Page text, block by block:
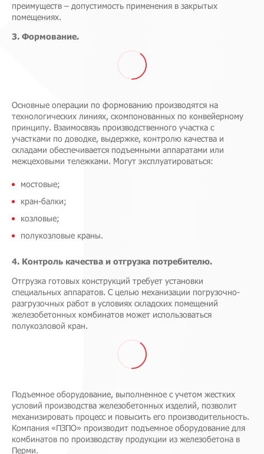
преимуществ – допустимость применения в закрытых
помещениях.
3. Формование.
Основные операции по формованию производятся на
технологических линиях, скомпонованных по конвейерному
принципу. Взаимосвязь производственного участка с
участками по доводке, выдержке, контролю качества и
складами обеспечивается подъемными аппаратами или
межцеховыми тележками. Могут эксплуатироваться:
мостовые;
кран-балки;
козловые;
полукозловые краны.
4. Контроль качества и отгрузка потребителю.
Отгрузка готовых конструкций требует установки
специальных аппаратов. С целью механизации погрузочно-
разгрузочных работ в условиях складских помещений
железобетонных комбинатов может использоваться
полукозловой кран.
Подъемное оборудование, выполненное с учетом жестких
условий производства железобетонных изделий, позволит
механизировать процесс и повысить его производительность.
Компания «ПЗПО» производит подъемное оборудование для
комбинатов по производству продукции из железобетона в
Перми.